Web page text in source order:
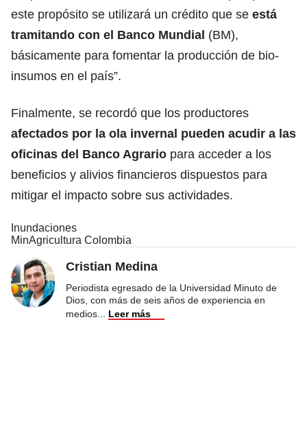
este propósito se utilizará un crédito que se está
tramitando con el Banco Mundial (BM),
básicamente para fomentar la producción de bio-
insumos en el país”.
Finalmente, se recordó que los productores
afectados por la ola invernal pueden acudir a las
oficinas del Banco Agrario para acceder a los
beneficios y alivios financieros dispuestos para
mitigar el impacto sobre sus actividades.
Inundaciones
MinAgricultura Colombia
Cristian Medina
Periodista egresado de la Universidad Minuto de
Dios, con más de seis años de experiencia en
medios
Leer más